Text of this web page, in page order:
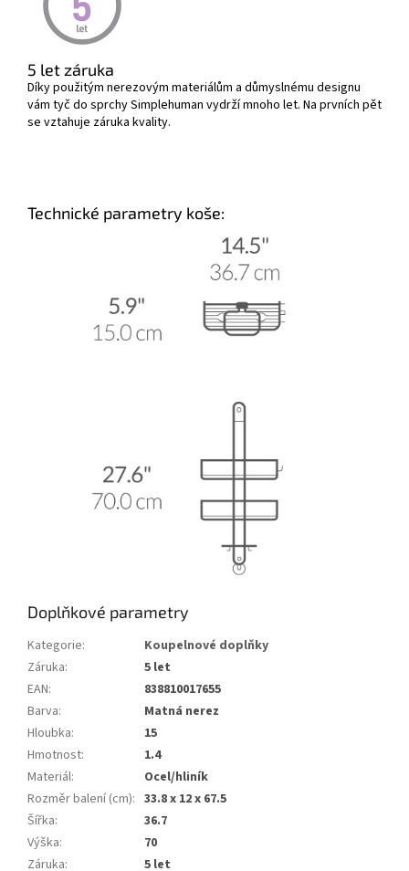
5 let záruka
Díky použitým nerezovým materiálům a důmyslnému designu
vám tyč do sprchy Simplehuman vydrží mnoho let. Na prvních pět
se vztahuje záruka kvality.
Technické parametry koše:
Doplňkové parametry
Kategorie:
Koupelnové doplňky
Záruka:
5 let
EAN:
838810017655
Barva:
Matná nerez
Hloubka:
15
Hmotnost:
1.4
Materiál:
Ocel/hliník
Rozměr balení (cm): 33.8 x 12 x 67.5
Šířka:
36.7
Výška:
70
Záruka: 5 let